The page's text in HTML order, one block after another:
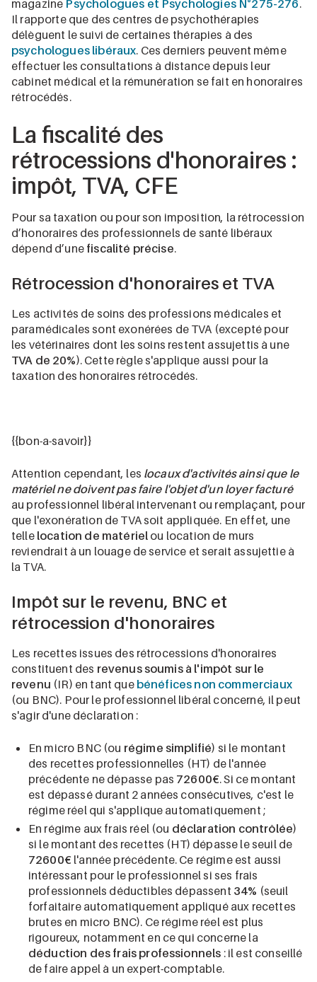
magazine Psychologues et Psychologies N°275-276.
Il rapporte que des centres de psychothérapies
délèguent le suivi de certaines thérapies à des
psychologues libéraux. Ces derniers peuvent même
effectuer les consultations à distance depuis leur
cabinet médical et la rémunération se fait en honoraires
rétrocédés.
La fiscalité des
rétrocessions d'honoraires :
impôt, TVA, CFE
Pour sa taxation ou pour son imposition, la rétrocession
d’honoraires des professionnels de santé libéraux
dépend d’une fiscalité précise.
Rétrocession d'honoraires et TVA
Les activités de soins des professions médicales et
paramédicales sont exonérées de TVA (excepté pour
les vétérinaires dont les soins restent assujettis à une
TVA de 20%). Cette règle s'applique aussi pour la
taxation des honoraires rétrocédés.
{{bon-a-savoir}}
Attention cependant, les locaux d'activités ainsi que le
matériel ne doivent pas faire l'objet d'un loyer facturé
au professionnel libéral intervenant ou remplaçant, pour
que l'exonération de TVA soit appliquée. En effet, une
telle location de matériel ou location de murs
reviendrait à un louage de service et serait assujettie à
la TVA.
Impôt sur le revenu, BNC et
rétrocession d'honoraires
Les recettes issues des rétrocessions d'honoraires
constituent des revenus soumis à l'impôt sur le
revenu (IR) en tant que bénéfices non commerciaux
(ou BNC). Pour le professionnel libéral concerné, il peut
s'agir d'une déclaration :
En micro BNC (ou régime simplifié) si le montant
des recettes professionnelles (HT) de l'année
précédente ne dépasse pas 72600€. Si ce montant
est dépassé durant 2 années consécutives, c'est le
régime réel qui s'applique automatiquement ;
En régime aux frais réel (ou déclaration contrôlée)
si le montant des recettes (HT) dépasse le seuil de
72600€l'année précédente. Ce régime est aussi
intéressant pour le professionnel si ses frais
professionnels déductibles dépassent 34% (seuil
forfaitaire automatiquement appliqué aux recettes
brutes en micro BNC). Ce régime réel est plus
rigoureux, notamment en ce qui concerne la
déduction des frais professionnels : il est conseillé
de faire appel à un expert-comptable.